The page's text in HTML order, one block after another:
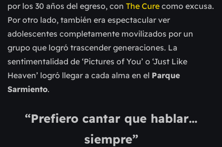
por los 30 años del egreso, con The Cure como excusa.
Por otro lado, también era espectacular ver
adolescentes completamente movilizados por un
grupo que logró trascender generaciones. La
sentimentalidad de ‘Pictures of You’ o ‘Just Like
Heaven’ logró llegar a cada alma en el Parque
Sarmiento.
“Prefiero cantar que hablar…
siempre”